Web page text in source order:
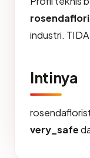
industri.
Intinya
very_safe